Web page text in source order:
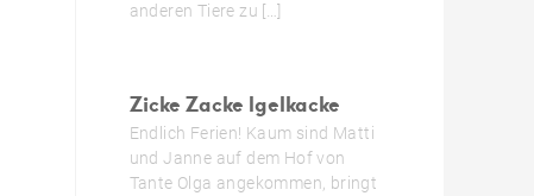
anderen Tiere zu […]
Zicke Zacke Igelkacke
Endlich Ferien! Kaum sind Matti
und Janne auf dem Hof von
Tante Olga angekommen, bringt